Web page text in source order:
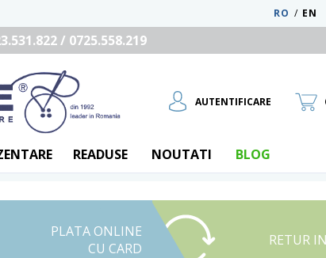
/
RO
/ 0725.558.219
AUTENTIFICARE
UTILIZATOR NOU
RECUPEREAZA PAROLA
READUSE NOUTATI BLOG
PLATA ONLINE
CU CARD
RETUR